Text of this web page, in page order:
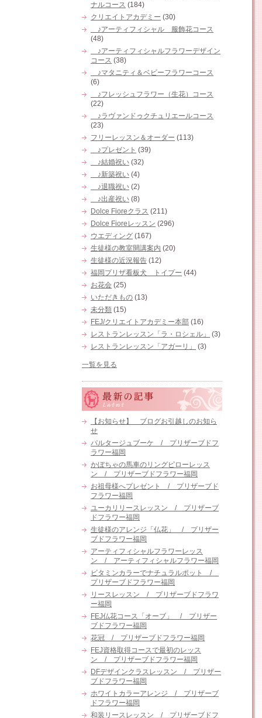
ナルコース (184)
クリエイトアカデミー (30)
♪アーティフィシャル 服飾花コース
(48)
♪アーティフィシャルフラワーデザイン
コース (38)
♪マタニティ＆ベビーフラワーコース
(6)
♪フレッシュフラワー（生花）コース
(22)
♪ラヴァンドゥクチュリエールコース
(23)
フリーレッスン＆オーダー (113)
♪プレゼント (39)
♪結婚祝い (32)
♪新築祝い (4)
♪退職祝い (2)
♪出産祝い (8)
Dolce Fioreクラス (211)
Dolce Fioreレッスン (296)
ウエディング (167)
生徒様の教室開講案内 (20)
生徒様の近況報告 (12)
福岡プリザ看板犬 トイプー (44)
お花会 (25)
いただきもの (13)
未分類 (15)
FEJ/クリエイトアカデミー本部 (16)
レストランレッスン「ラ・ロシェル」
(3)
レストランレッスン「アガーリ」
(3)
一覧を見る
【お知らせ】 ブログお引越しのお知ら
せ
パルタージュブーケ / プリザーブドフ
ラワー福岡
かぼちゃの馬車のリングピローレッス
ン / プリザーブドフラワー福岡
お祖母様へプレゼント / プリザーブド
フラワー福岡
ユーカリリースレッスン / プリザーブ
ドフラワー福岡
生徒様のアレンジ「仏花」 / プリザー
ブドフラワー福岡
アーティフィシャルフラワーレッス
ン / アーティフィシャルフラワー福岡
ビタミンカラーでナチュラルポット /
プリザーブドフラワー福岡
リースレッスン / プリザーブドフラワ
ー福岡
FEJ仏花コース「オーブ」 / プリザー
ブドフラワー福岡
花冠 / プリザーブドフラワー福岡
FEJ資格取得コースで最初のレッス
ン / プリザーブドフラワー福岡
DFデザインクラスレッスン / プリザー
ブドフラワー福岡
ホワイトカラーアレンジ / プリザーブ
ドフラワー福岡
和装リースレッスン / プリザーブドフ